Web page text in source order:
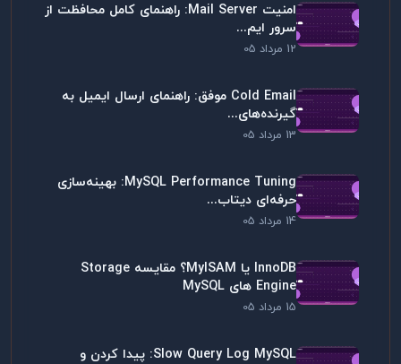
امنیت Mail Server: راهنمای کامل محافظت از
سرور ایم...
12 مرداد 05
Cold Email موفق: راهنمای ارسال ایمیل به
گیرنده‌های...
13 مرداد 05
MySQL Performance Tuning: بهینه‌سازی
حرفه‌ای دیتاب...
14 مرداد 05
InnoDB یا MyISAM؟ مقایسه Storage
Engine های MySQL
15 مرداد 05
Slow Query Log MySQL: پیدا کردن و